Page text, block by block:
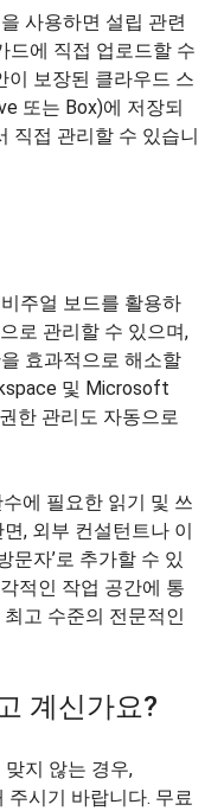
을 사용하면 설립 관련
드에 직접 업로드할 수
이 보장된 클라우드 스
또는 Box)에 저장되
직접 관리할 수 있습니
주얼 보드를 활용하
로 관리할 수 있으며,
효과적으로 해소할
및 Microsoft
한 관리도 자동으로
에 필요한 읽기 및 쓰
, 외부 컨설턴트나 이
문자’로 추가할 수 있
적인 작업 공간에 통
고 수준의 전문적인
계신가요?
지 않는 경우,
주시기 바랍니다. 무료